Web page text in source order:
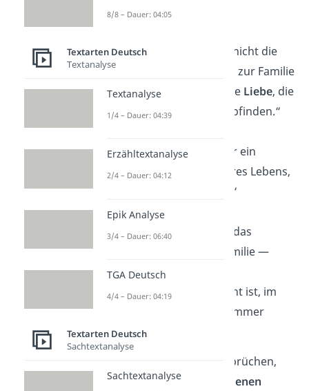
zumHeimkehren
„Manchmal sind es nicht die
, die uns zur Familie
machen, sondern die Liebe, die
wir füreinander empfinden.“
„Familie ist nicht nur ein
wichtiger
unseres Lebens,
unser Leben.“
„Zusammenhalt
ist das
Geheimnis einer Familie —
egal, wie weit man
voneinander entfernt ist, im
bleibt man immer
vereint.“
Mit unseren Familien Sprüchen,
sortiert nach verschiedenen
8/8 – Dauer: 04:05
Textarten Deutsch
Textanalyse
Textanalyse
1/4 – Dauer: 04:39
Erzähltextanalyse
2/4 – Dauer: 04:12
Epik Analyse
3/4 – Dauer: 06:40
TGA Deutsch
4/4 – Dauer: 04:19
Textarten Deutsch
Sachtextanalyse
Sachtextanalyse